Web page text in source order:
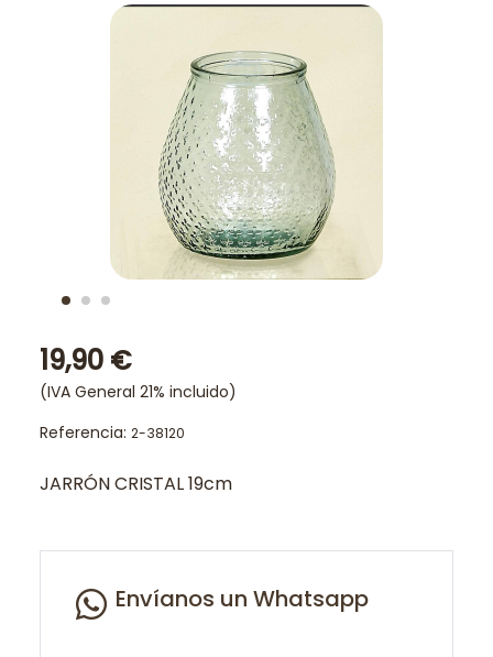
19,90 €
(IVA General 21% incluido)
Referencia: 2-38120
JARRÓN CRISTAL 19cm
Envíanos un Whatsapp